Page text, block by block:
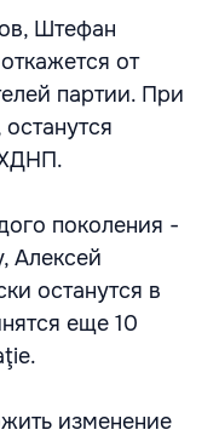
Штефан
от
партии. При
поколения -
Алексей
останутся в
еще 10
изменение